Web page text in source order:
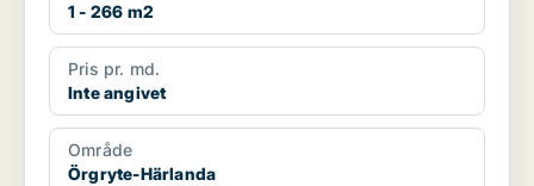
1 - 266 m2
Pris pr. md.
Inte angivet
Område
Örgryte-Härlanda